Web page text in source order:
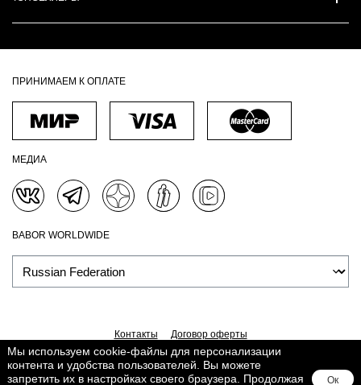
ПРИНИМАЕМ К ОПЛАТЕ
МЕДИА
BABOR WORLDWIDE
Контакты
Договор оферты
Политика обработки персональных данных
Доставка
Обработка персональных данных
Сведения о Cookies
Мы используем cookie-файлы для персонализации
контента и удобства пользователей. Вы можете
запретить их в настройках своего браузера. Продолжая
Ок